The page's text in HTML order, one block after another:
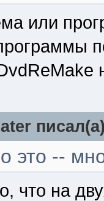
или
это --
что на